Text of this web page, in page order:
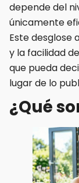
depende del
únicamente
Este desglose
y la facilidad
que pueda
lugar de lo
¿Qué